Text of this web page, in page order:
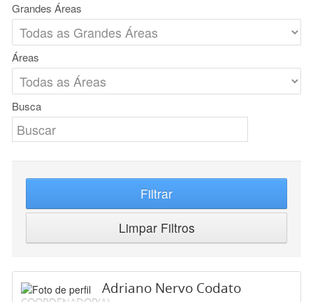
Grandes Áreas
Áreas
Busca
Filtrar
Limpar Filtros
Adriano Nervo Codato